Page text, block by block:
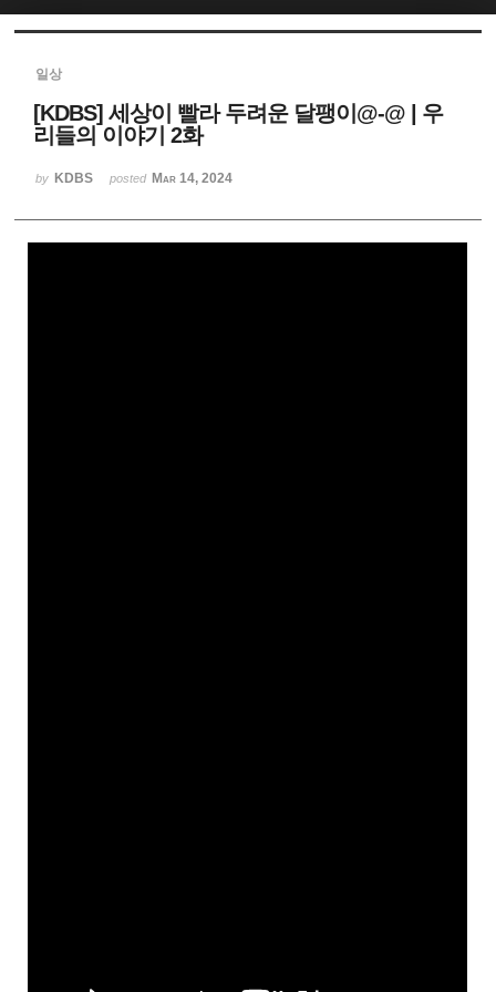
일상
[KDBS] 세상이 빨라 두려운 달팽이@-@ | 우
리들의 이야기 2화
by KDBS posted Mar 14, 2024
Sketchbook5, 스케치북5
Sketchbook5, 스케치북5